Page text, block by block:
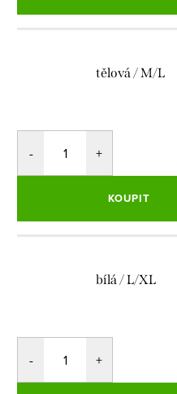
tělová / M/L
KOUPIT
bílá / L/XL